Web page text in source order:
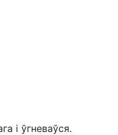
Аляксандара
і ўгневаўся.